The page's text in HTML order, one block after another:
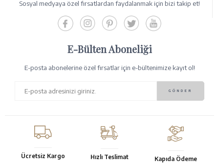
Sosyal medyaya özel fırsatlardan faydalanmak için bizi takip et!
E-Bülten Aboneliği
E-posta abonelerine özel fırsatlar için e-bültenimize kayıt ol!
Ücretsiz Kargo Hızlı Teslimat Kapıda Ödeme